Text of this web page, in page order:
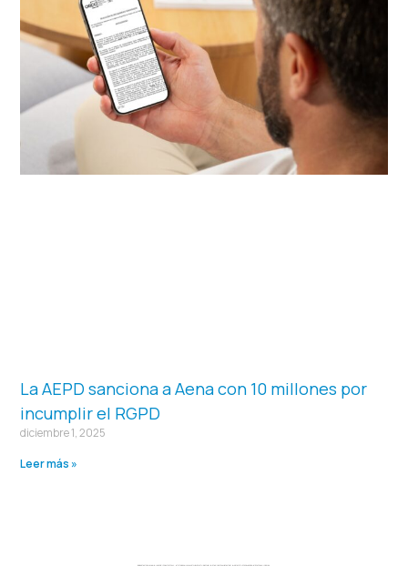
La AEPD sanciona a Aena con 10 millones por
incumplir el RGPD
diciembre 1, 2025
Leer más »